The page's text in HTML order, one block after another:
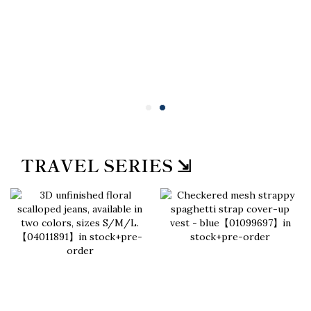
TRAVEL SERIES ⇲